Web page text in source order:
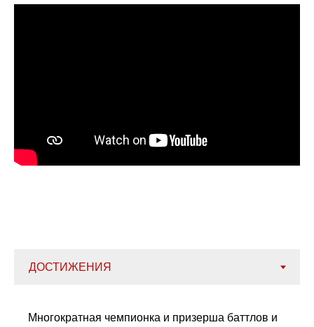
Многократная чемпионка и призерша баттлов и